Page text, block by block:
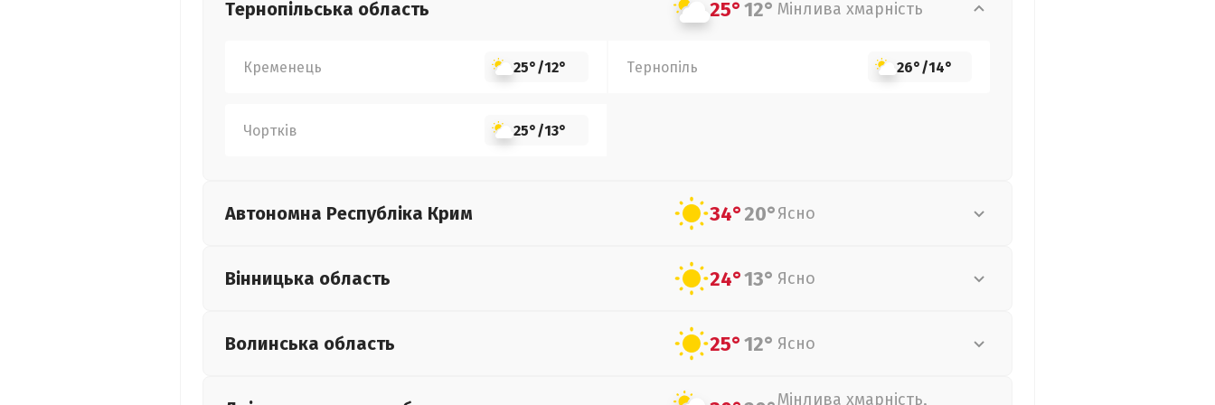
Тернопільська область 25°12° Мінлива хмарність
Кременець 25°/12° Тернопіль 26°/14°
Чортків 25°/13°
Автономна Республіка Крим 34°20°Ясно
Вінницька область 24°13° Ясно
Волинська область 25°12° Ясно
Мінлива хмарність,